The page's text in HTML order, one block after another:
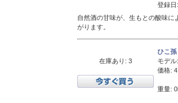
登録
自然酒の甘味が、生もとの酸味
がります。
在庫あり: 3
ひこ
モデル:
価格:
重量: